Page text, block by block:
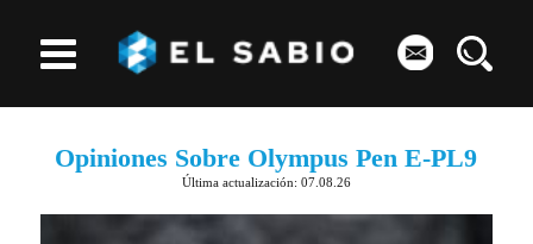
Opiniones Sobre Olympus Pen E-PL9
Última actualización: 07.08.26